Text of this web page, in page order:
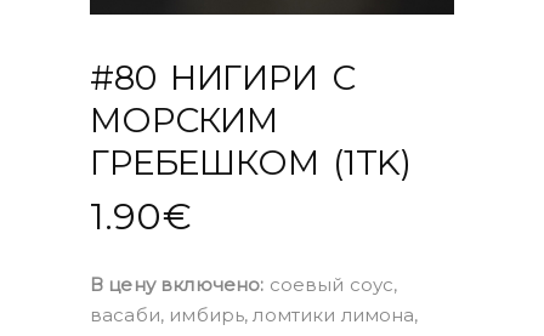
#80 НИГИРИ С
МОРСКИМ
ГРЕБЕШКОМ (1TK)
1.90€
В цену включено: соевый соус,
васаби, имбирь, ломтики лимона,